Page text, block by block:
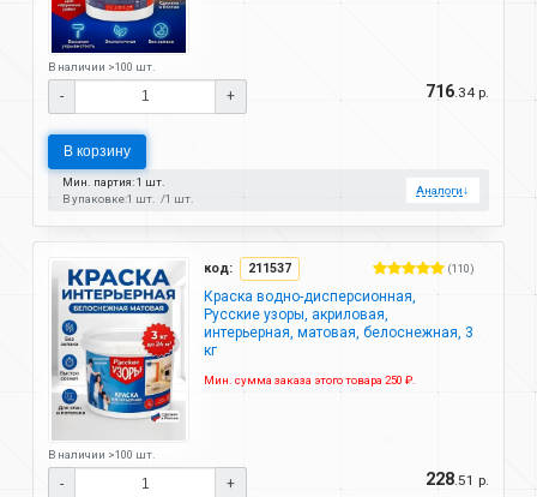
В наличии >100 шт.
- + 716.34 р.
В корзину
Мин. партия: 1 шт.
В упаковке:1 шт. 1 шт.
Аналоги↓
код: 211537 (110)
Краска водно-дисперсионная,
Русские узоры, акриловая,
интерьерная, матовая, белоснежная, 3
кг
Мин. сумма заказа этого товара 250 ₽.
В наличии >100 шт.
- + 228.51 р.